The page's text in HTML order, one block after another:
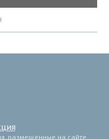
размещенные на сайте,